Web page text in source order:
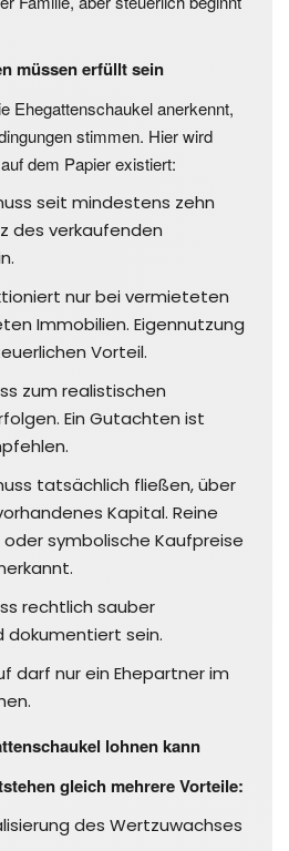
müssen erfüllt sein
Ehegattenschaukel anerkennt,
stimmen. Hier wird
dem Papier existiert:
seit mindestens zehn
des verkaufenden
nur bei vermieteten
Immobilien. Eigennutzung
Vorteil.
zum realistischen
Ein Gutachten ist
tatsächlich fließen, über
Kapital. Reine
symbolische Kaufpreise
rechtlich sauber
dokumentiert sein.
darf nur ein Ehepartner im
lohnen kann
gleich mehrere Vorteile:
des Wertzuwachses